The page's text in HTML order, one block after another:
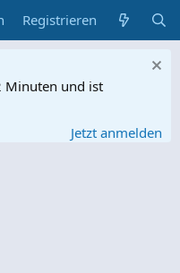
Registrieren
Minuten und ist
Jetzt anmelden